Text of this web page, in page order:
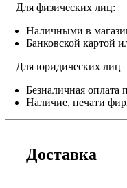
Для физических лиц:
Наличными в
Банковской картой
Для юридических лиц
Безналичная
Наличие, печати
Доставка